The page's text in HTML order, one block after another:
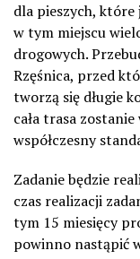
dla pieszych, które
w tym miejscu
drogowych.
Rzęśnica, przed
tworzą się długie
cała trasa
współczesny
Zadanie będzie
czas realizacji
tym 15 miesięcy
powinno nastąpić